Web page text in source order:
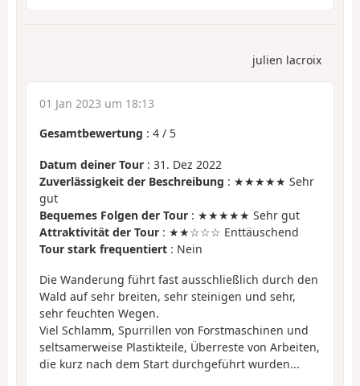
julien lacroix
01 Jan 2023 um 18:13
Gesamtbewertung : 4 / 5
Datum deiner Tour : 31. Dez 2022
Zuverlässigkeit der Beschreibung : ★★★★★ Sehr
gut
Bequemes Folgen der Tour : ★★★★★ Sehr gut
Attraktivität der Tour : ★★☆☆☆ Enttäuschend
Tour stark frequentiert : Nein
Die Wanderung führt fast ausschließlich durch den
Wald auf sehr breiten, sehr steinigen und sehr,
sehr feuchten Wegen.
Viel Schlamm, Spurrillen von Forstmaschinen und
seltsamerweise Plastikteile, Überreste von Arbeiten,
die kurz nach dem Start durchgeführt wurden...